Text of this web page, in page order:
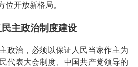
位开放新格局。
主政治制度建设
政治，必须以保证人民当家作主为
代表大会制度、中国共产党领导的